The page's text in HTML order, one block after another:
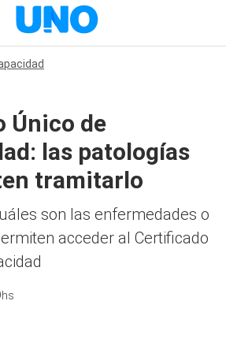
Único de
las patologías
tramitarlo
son las enfermedades o
acceder al Certificado